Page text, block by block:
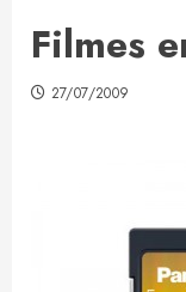
Filmes
27/07/2009